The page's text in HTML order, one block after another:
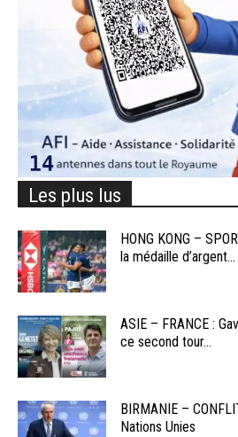
Les plus lus
HONG KONG –
la médaille d’argent...
ASIE – FRANCE :
ce second tour...
BIRMANIE –
Nations Unies